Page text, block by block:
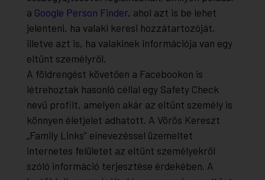
a Google Person Finder, ahol azt is be lehet
jelenteni, ha valaki keresi hozzátartozóját,
illetve azt is, ha valakinek információja van egy
eltűnt személyről.
A földrengést követően a Facebookon is
létrehoztak hasonló céllal egy Safety Check
nevű profilt, amelyen akár az eltűnt személy is
könnyen életjelet adhatott. A Vörös Kereszt
„Family Links” elnevezéssel üzemeltet
internetes felületet az eltűnt személyekről
szóló információ terjesztése érdekében. A